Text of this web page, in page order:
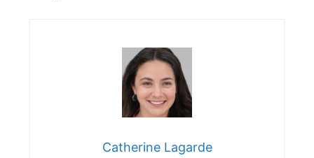
Catherine Lagarde